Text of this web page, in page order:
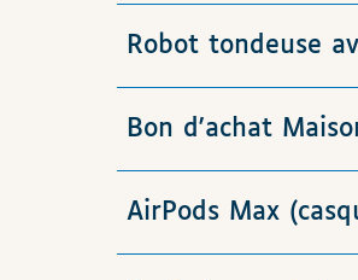
Robot tondeuse
Bon d'achat
AirPods Max